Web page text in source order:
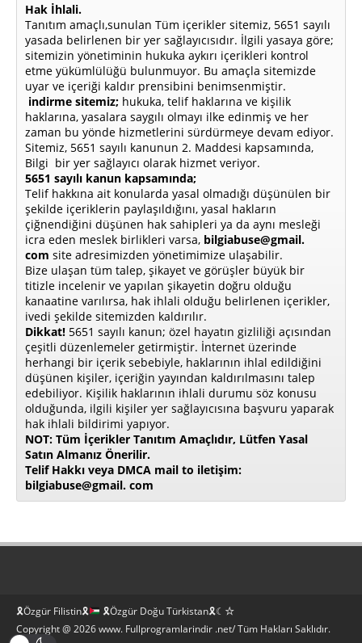
Hak İhlali.
Tanıtım amaçlı,sunulan Tüm içerikler sitemiz, 5651 sayılı
yasada belirlenen bir yer sağlayıcısıdır. İlgili yasaya göre;
sitemizin yönetiminin hukuka aykırı içerikleri kontrol
etme yükümlülüğü bulunmuyor. Bu amaçla sitemizde
uyar ve içeriği kaldır prensibini benimsenmiştir.
indirme sitemiz; hukuka, telif haklarına ve kişilik
haklarına, yasalara saygılı olmayı ilke edinmiş ve her
zaman bu yönde hizmetlerini sürdürmeye devam ediyor.
Sitemiz, 5651 sayılı kanunun 2. Maddesi kapsamında,
Bilgi bir yer sağlayıcı olarak hizmet veriyor.
5651 sayılı kanun kapsamında;
Telif hakkına ait konularda yasal olmadığı düşünülen bir
şekilde içeriklerin paylaşıldığını, yasal hakların
çiğnendiğini düşünen hak sahipleri ya da aynı mesleği
icra eden meslek birlikleri varsa, bilgiabuse@gmail.
com site adresimizden yönetimimize ulaşabilir.
Bize ulaşan tüm talep, şikayet ve görüşler büyük bir
titizle incelenir ve yapılan şikayetin doğru olduğu
kanaatine varılırsa, hak ihlali olduğu belirlenen içerikler,
ivedi şekilde sitemizden kaldırılır.
Dikkat! 5651 sayılı kanun; özel hayatın gizliliği açısından
çeşitli düzenlemeler getirmiştir. İnternet üzerinde
herhangi bir içerik sebebiyle, haklarının ihlal edildiğini
düşünen kişiler, içeriğin yayından kaldırılmasını talep
edebiliyor. Kişilik haklarının ihlali durumu söz konusu
olduğunda, ilgili kişiler yer sağlayıcısına başvuru yaparak
hak ihlali bildirimi yapıyor.
NOT: Tüm İçerikler Tanıtım Amaçlıdır, Lütfen Yasal
Satın Almanız Önerilir.
Telif Hakkı veya DMCA mail to iletişim:
bilgiabuse@gmail. com
🎗Özgür Filistin🎗
🎗Özgür Doğu Türkistan🎗☾☆
Copyright @ 2026 www. Fullprogramlarindir .net/ Tüm Hakları Saklıdır.